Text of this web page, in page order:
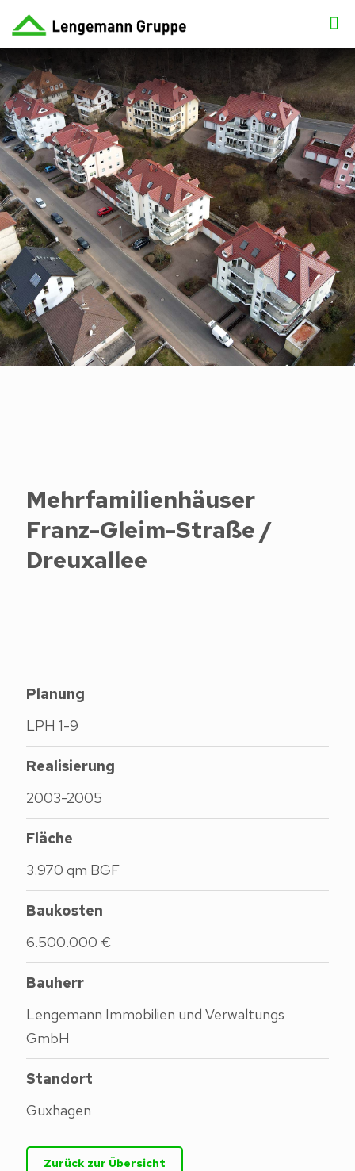
Mehrfamilienhäuser
Franz-Gleim-Straße /
Dreuxallee
Planung
LPH 1-9
Realisierung
2003-2005
Fläche
3.970 qm BGF
Baukosten
6.500.000 €
Bauherr
Lengemann Immobilien und Verwaltungs
GmbH
Standort
Guxhagen
Zurück zur Übersicht